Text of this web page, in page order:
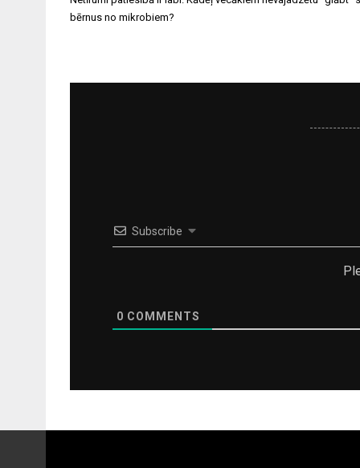
izvēlne
bērnus no mikrobiem?
Subscribe
0 COMMENTS